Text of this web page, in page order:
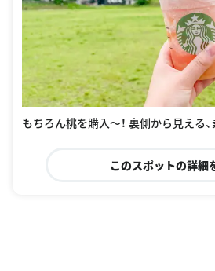
もちろん桃を購入〜！ 裏側から見える、
このスポットの詳細